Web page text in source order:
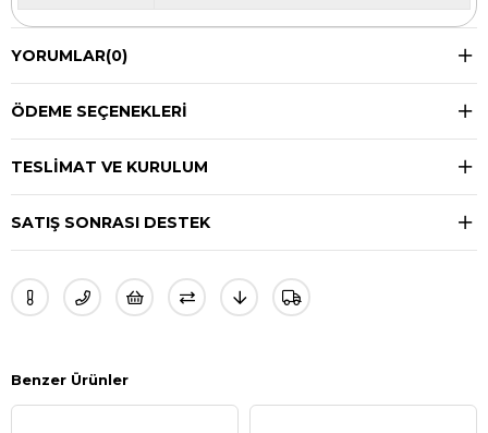
YORUMLAR(0)
ÖDEME SEÇENEKLERI
TESLIMAT VE KURULUM
SATIŞ SONRASI DESTEK
Benzer Ürünler